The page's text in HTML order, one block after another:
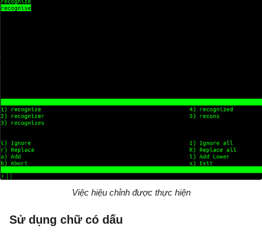
Việc hiệu chỉnh được thực hiện
Sử dụng chữ có dấu